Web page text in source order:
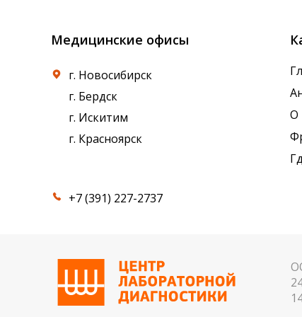
Медицинские офисы
г. Новосибирск
г. Бердск
г. Искитим
г. Красноярск
+7 (391) 227-2737
О